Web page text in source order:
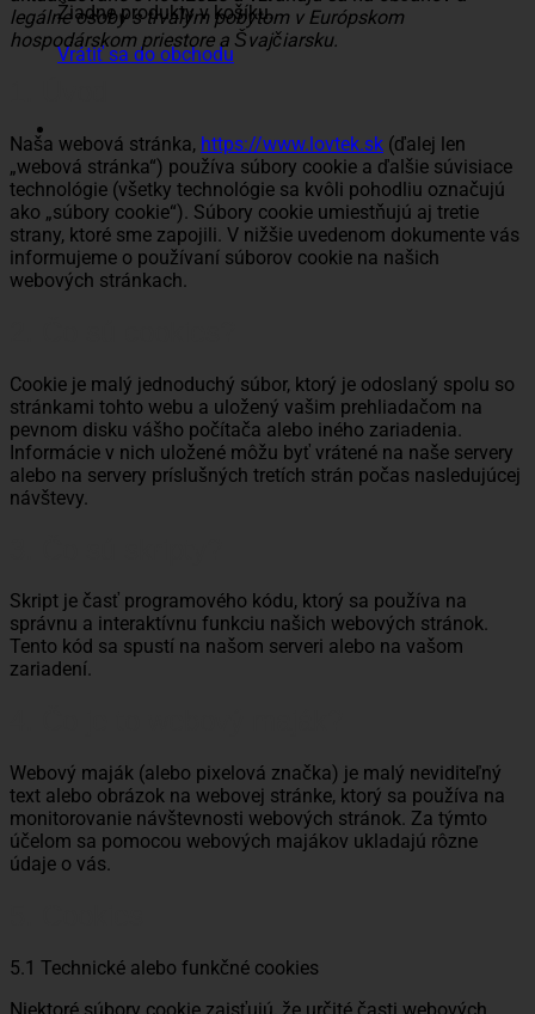
Žiadne produkty v košíku.
Vrátiť sa do obchodu
legálne osoby s trvalým pobytom v Európskom
hospodárskom priestore a Švajčiarsku.
Naša webová stránka, https://www.lovtek.sk (ďalej len
„webová stránka“) používa súbory cookie a ďalšie súvisiace
technológie (všetky technológie sa kvôli pohodliu označujú
ako „súbory cookie“). Súbory cookie umiestňujú aj tretie
strany, ktoré sme zapojili. V nižšie uvedenom dokumente vás
informujeme o používaní súborov cookie na našich
webových stránkach.
Cookie je malý jednoduchý súbor, ktorý je odoslaný spolu so
stránkami tohto webu a uložený vašim prehliadačom na
pevnom disku vášho počítača alebo iného zariadenia.
Informácie v nich uložené môžu byť vrátené na naše servery
alebo na servery príslušných tretích strán počas nasledujúcej
návštevy.
Skript je časť programového kódu, ktorý sa používa na
správnu a interaktívnu funkciu našich webových stránok.
Tento kód sa spustí na našom serveri alebo na vašom
zariadení.
Webový maják (alebo pixelová značka) je malý neviditeľný
text alebo obrázok na webovej stránke, ktorý sa používa na
monitorovanie návštevnosti webových stránok. Za týmto
účelom sa pomocou webových majákov ukladajú rôzne
údaje o vás.
5.1 Technické alebo funkčné cookies